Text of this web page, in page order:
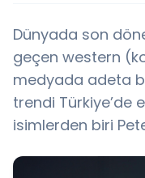
Dünyada son
geçen western
medyada adeta
trendi Türkiye’de
isimlerden biri